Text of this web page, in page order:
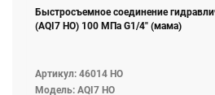
Быстросъемное соединение
(AQI7 НО) 100 МПа G1/4" (мама)
Артикул: 46014 НО
Модель: AQI7 НО